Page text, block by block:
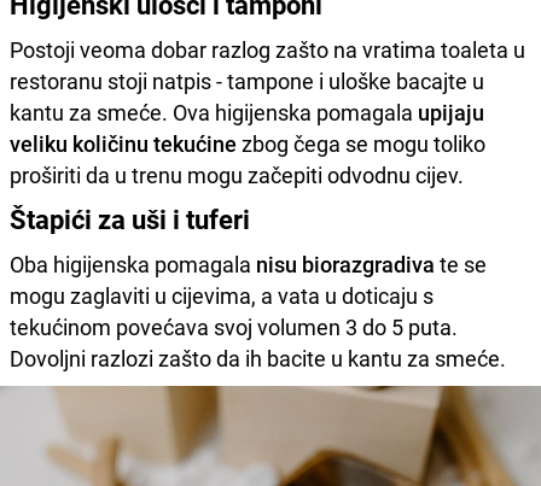
Postoji veoma dobar razlog zašto na vratima toaleta u
restoranu stoji natpis - tampone i uloške bacajte u
kantu za smeće. Ova higijenska pomagala upijaju
veliku količinu tekućine zbog čega se mogu toliko
proširiti da u trenu mogu začepiti odvodnu cijev.
Štapići za uši i tuferi
Oba higijenska pomagala nisu biorazgradiva te se
mogu zaglaviti u cijevima, a vata u doticaju s
tekućinom povećava svoj volumen 3 do 5 puta.
Dovoljni razlozi zašto da ih bacite u kantu za smeće.